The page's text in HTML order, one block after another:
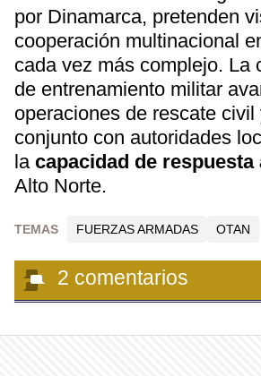
por Dinamarca, pretenden
cooperación multinacional
cada vez más complejo. La
de entrenamiento militar
operaciones de rescate civil
conjunto con autoridades
la capacidad de respuesta
Alto Norte.
TEMAS FUERZAS ARMADAS OTAN
2 comentarios